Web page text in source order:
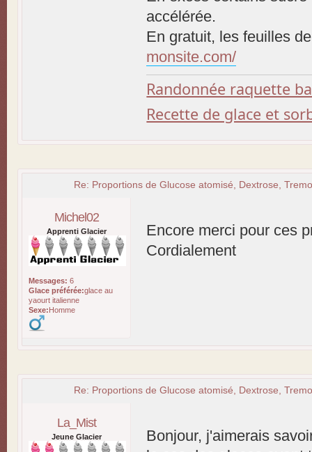
accélérée.
En gratuit, les feuilles
monsite.com/
Randonnée raquette
Recette de glace et
Re: Proportions de Glucose atomisé, Dextrose,
Michel02
Apprenti Glacier
Messages: 6
Glace préférée:glace au
yaourt italienne
Sexe: Homme
Encore merci pour ces
Cordialement
Re: Proportions de Glucose atomisé, Dextrose,
La_Mist
Jeune Glacier
Bonjour, j'aimerais